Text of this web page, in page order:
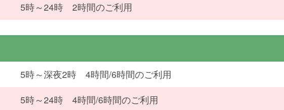
5時～24時 2時間のご利用
5時～深夜2時 4時間/6時間のご利用
5時～24時 4時間/6時間のご利用